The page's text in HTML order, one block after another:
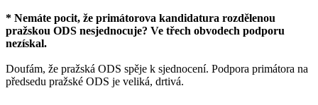
* Nemáte pocit, že primátorova kandidatura rozdělenou
pražskou ODS nesjednocuje? Ve třech obvodech podporu
nezískal.
Doufám, že pražská ODS spěje k sjednocení. Podpora primátora na
předsedu pražské ODS je veliká, drtivá.